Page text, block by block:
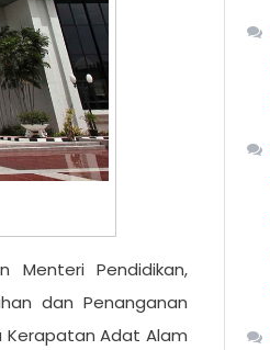
Menteri Pendidikan,
dan Penanganan
Kerapatan Adat Alam